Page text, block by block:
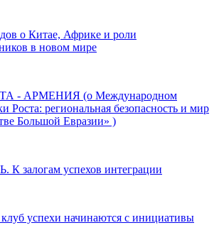
о Китае, Африке и роли
в новом мире
- АРМЕНИЯ (о Международном
Роста: региональная безопасность и мир
Большой Евразии» )
залогам успехов интеграции
успехи начинаются с инициативы